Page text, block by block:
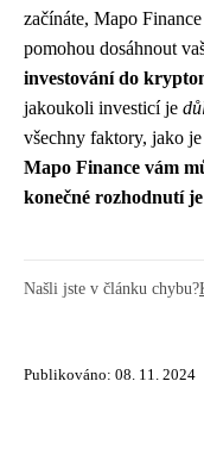
začínáte, Mapo
pomohou dosáhnout
investování do
jakoukoli investicí je
všechny faktory, jako
Mapo Finance vám
konečné rozhodnutí
Našli jste v článku chybu?
Publikováno: 08. 11. 2024